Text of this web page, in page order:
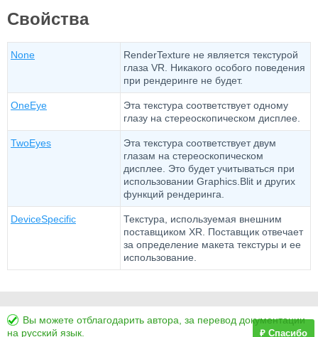
Свойства
None
RenderTexture не является текстурой
глаза VR. Никакого особого поведения
при рендеринге не будет.
OneEye
Эта текстура соответствует одному
глазу на стереоскопическом дисплее.
TwoEyes
Эта текстура соответствует двум
глазам на стереоскопическом
дисплее. Это будет учитываться при
использовании Graphics.Blit и других
функций рендеринга.
DeviceSpecific
Текстура, используемая внешним
поставщиком XR. Поставщик отвечает
за определение макета текстуры и ее
использование.
Вы можете отблагодарить автора, за перевод документации
на русский язык.
₽ Спасибо